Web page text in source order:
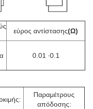
εύρος αντίστασης(Ω)
0.01 ∙0.1
Παραμέτρους
απόδοσης: